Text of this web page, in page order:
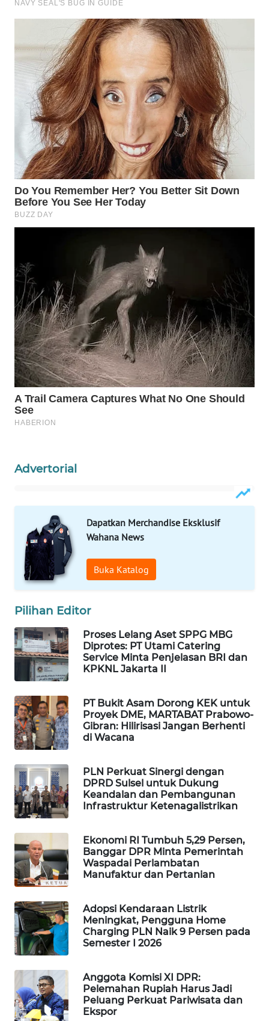
Advertorial
Dapatkan Merchandise Eksklusif
Wahana News
Buka Katalog
Pilihan Editor
Proses Lelang Aset SPPG MBG
Diprotes: PT Utami Catering
Service Minta Penjelasan BRI dan
KPKNL Jakarta II
PT Bukit Asam Dorong KEK untuk
Proyek DME, MARTABAT Prabowo-
Gibran: Hilirisasi Jangan Berhenti
di Wacana
PLN Perkuat Sinergi dengan
DPRD Sulsel untuk Dukung
Keandalan dan Pembangunan
Infrastruktur Ketenagalistrikan
Ekonomi RI Tumbuh 5,29 Persen,
Banggar DPR Minta Pemerintah
Waspadai Perlambatan
Manufaktur dan Pertanian
Adopsi Kendaraan Listrik
Meningkat, Pengguna Home
Charging PLN Naik 9 Persen pada
Semester I 2026
Anggota Komisi XI DPR:
Pelemahan Rupiah Harus Jadi
Peluang Perkuat Pariwisata dan
Ekspor
WN
BINTAN
WN
MANDALIKA
WN
LIKUPANG
WN
LABUANBAJO
BORNEO
Wahana
WAHANA
NEWS
WAHANA
TANI
WAHANA
ADVOKAT
INFRASTRUKTUR
KONSUMEN
WAHANA
TRAVEL
WAHANA
WAHANANEWS
ID
WAHANANEWS
WAHANANEWS
NET
WAHANA
SPORT
WAHANA
WAHANA
SELEB
WAHANA
PERSONA
WAHANA
OTOMOTIF
WAHANA
HEALTH